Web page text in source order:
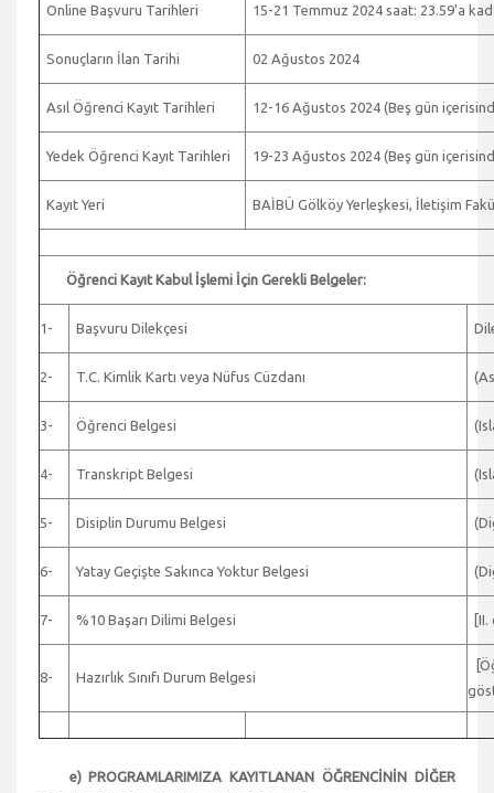
Online Başvuru Tarihleri 15-21 Temmuz 2024 saat: 23.59'a
Sonuçların İlan Tarihi 02 Ağustos 2024
Asıl Öğrenci Kayıt Tarihleri 12-16 Ağustos 2024 (Beş gün
Yedek Öğrenci Kayıt Tarihleri 19-23 Ağustos 2024 (Beş gün
Kayıt Yeri BAİBÜ Gölköy Yerleşkesi, İletişim
Öğrenci Kayıt Kabul İşlemi İçin Gerekli Belgeler:
1- Başvuru Dilekçesi
2- T.C. Kimlik Kartı veya Nüfus Cüzdanı
3- Öğrenci Belgesi
4- Transkript Belgesi
5- Disiplin Durumu Belgesi
6- Yatay Geçişte Sakınca Yoktur Belgesi
7- %10 Başarı Dilimi Belgesi [II.
8- Hazırlık Sınıfı Durum Belgesi
e) PROGRAMLARIMIZA KAYITLANAN ÖĞRENCİNİN DİĞER